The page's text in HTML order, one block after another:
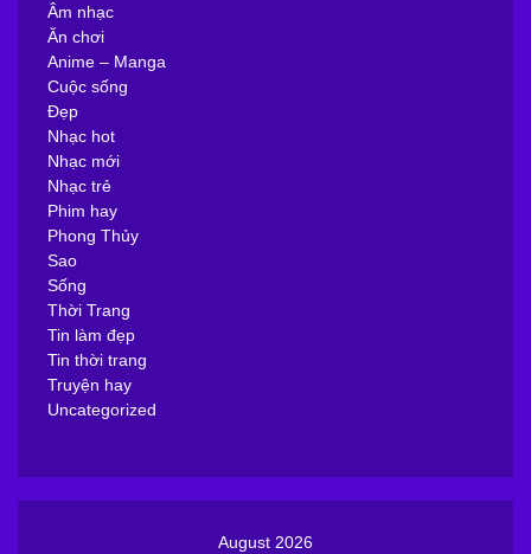
Âm nhạc
Ăn chơi
Anime – Manga
Cuộc sống
Đẹp
Nhạc hot
Nhạc mới
Nhạc trẻ
Phim hay
Phong Thủy
Sao
Sống
Thời Trang
Tin làm đẹp
Tin thời trang
Truyện hay
Uncategorized
August 2026